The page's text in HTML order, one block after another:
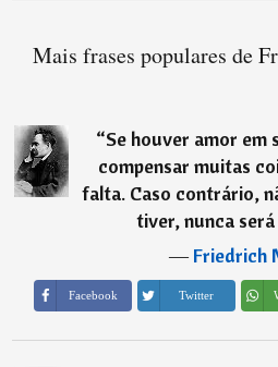
Mais frases populares de
“Se houver amor em
compensar muitas
falta. Caso contrário,
tiver, nunca
―Friedrich
Facebook Twitter